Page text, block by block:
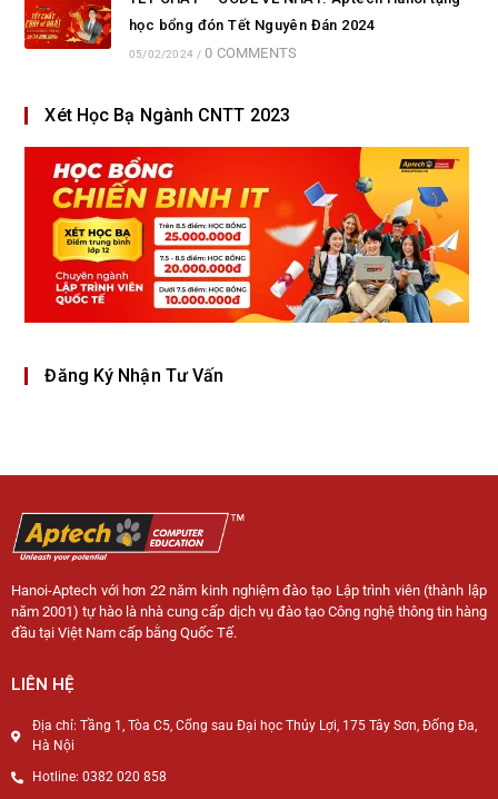
học bổng đón Tết Nguyên Đán 2024
05/02/2024 / 0 COMMENTS
Xét Học Bạ Ngành CNTT 2023
Đăng Ký Nhận Tư Vấn
Hanoi-Aptech với hơn 22 năm kinh nghiệm đào tạo Lập trình viên (thành lập
năm 2001) tự hào là nhà cung cấp dịch vụ đào tạo Công nghệ thông tin hàng
đầu tại Việt Nam cấp bằng Quốc Tế.
LIÊN HỆ
Địa chỉ: Tầng 1, Tòa C5, Cổng sau Đại học Thủy Lợi, 175 Tây Sơn, Đống Đa,
Hà Nội
Hotline: 0382 020 858